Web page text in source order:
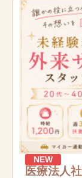
NEW
医療法人